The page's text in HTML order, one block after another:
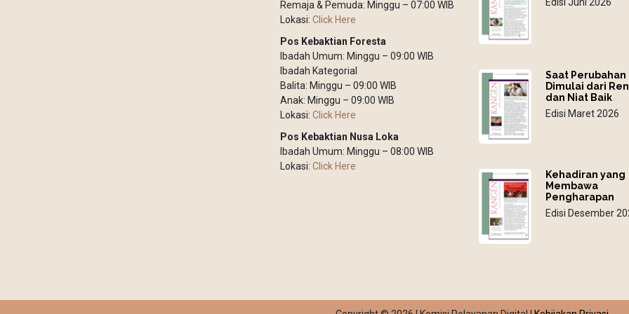
Remaja & Pemuda: Minggu – 07:00 WIB
Lokasi: Click Here
Pos Kebaktian Foresta
Ibadah Umum: Minggu – 09:00 WIB
Ibadah Kategorial
Balita: Minggu – 09:00 WIB
Anak: Minggu – 09:00 WIB
Lokasi: Click Here
Pos Kebaktian Nusa Loka
Ibadah Umum: Minggu – 08:00 WIB
Lokasi: Click Here
Saat Perubahan
Dimulai dari
dan Niat Baik
Edisi Maret 2026
Kehadiran yang
Membawa
Pengharapan
Edisi Desember